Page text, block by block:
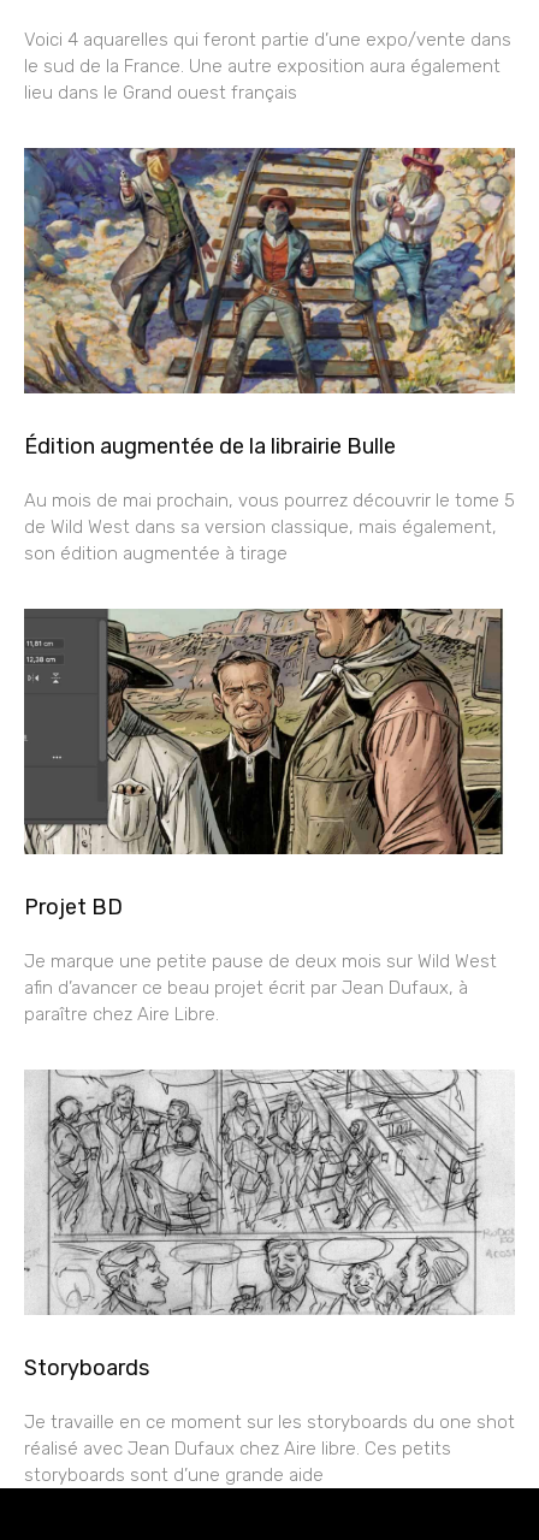
Voici 4 aquarelles qui feront partie d’une expo/vente dans
le sud de la France. Une autre exposition aura également
lieu dans le Grand ouest français
Édition augmentée de la librairie Bulle
Au mois de mai prochain, vous pourrez découvrir le tome 5
de Wild West dans sa version classique, mais également,
son édition augmentée à tirage
Projet BD
Je marque une petite pause de deux mois sur Wild West
afin d’avancer ce beau projet écrit par Jean Dufaux, à
paraître chez Aire Libre.
Storyboards
Je travaille en ce moment sur les storyboards du one shot
réalisé avec Jean Dufaux chez Aire libre. Ces petits
storyboards sont d’une grande aide